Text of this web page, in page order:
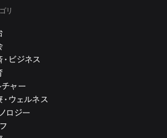
リ
ビジネス
ャー
・ウェルネス
ロジー